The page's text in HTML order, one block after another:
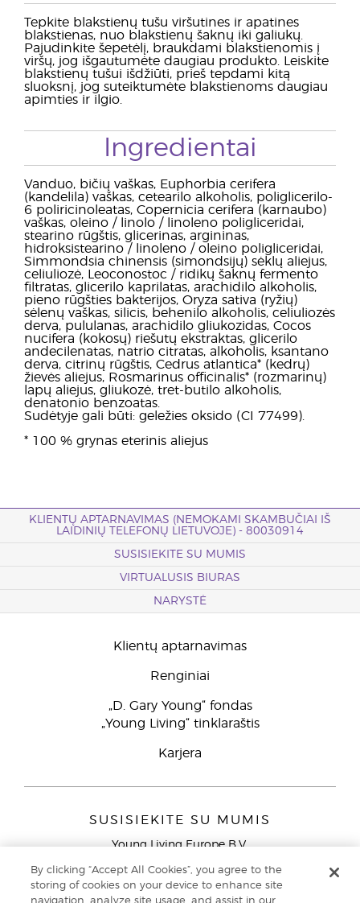
Tepkite blakstienų tušu viršutines ir apatines
blakstienas, nuo blakstienų šaknų iki galiukų.
Pajudinkite šepetėlį, braukdami blakstienomis į
viršų, jog išgautumėte daugiau produkto. Leiskite
blakstienų tušui išdžiūti, prieš tepdami kitą
sluoksnį, jog suteiktumėte blakstienoms daugiau
apimties ir ilgio.
Ingredientai
Vanduo, bičių vaškas, Euphorbia cerifera
(kandelila) vaškas, cetearilo alkoholis, poliglicerilo-
6 poliricinoleatas, Copernicia cerifera (karnaubo)
vaškas, oleino / linolo / linoleno poligliceridai,
stearino rūgštis, glicerinas, argininas,
hidroksistearino / linoleno / oleino poligliceridai,
Simmondsia chinensis (simondsijų) sėklų aliejus,
celiuliozė, Leoconostoc / ridikų šaknų fermento
filtratas, glicerilo kaprilatas, arachidilo alkoholis,
pieno rūgšties bakterijos, Oryza sativa (ryžių)
sėlenų vaškas, silicis, behenilo alkoholis, celiuliozės
derva, pululanas, arachidilo gliukozidas, Cocos
nucifera (kokosų) riešutų ekstraktas, glicerilo
andecilenatas, natrio citratas, alkoholis, ksantano
derva, citrinų rūgštis, Cedrus atlantica* (kedrų)
žievės aliejus, Rosmarinus officinalis* (rozmarinų)
lapų aliejus, gliukozė, tret-butilo alkoholis,
denatonio benzoatas.
Sudėtyje gali būti: geležies oksido (CI 77499).
* 100 % grynas eterinis aliejus
KLIENTŲ APTARNAVIMAS (NEMOKAMI SKAMBUČIAI IŠ
LAIDINIŲ TELEFONŲ LIETUVOJE) - 80030914
SUSISIEKITE SU MUMIS
VIRTUALUSIS BIURAS
NARYSTĖ
Klientų aptarnavimas
Renginiai
„D. Gary Young“ fondas
„Young Living“ tinklaraštis
Karjera
SUSISIEKITE SU MUMIS
Young Living Europe B.V.
9727 AJ Groningen
By clicking “Accept All Cookies”, you agree to the
storing of cookies on your device to enhance site